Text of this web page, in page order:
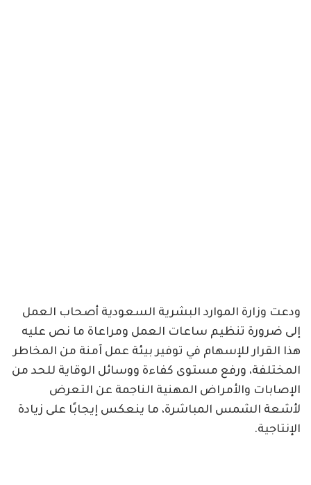
ودعت وزارة الموارد البشرية السعودية أصحاب العمل
إلى ضرورة تنظيم ساعات العمل ومراعاة ما نص عليه
هذا القرار للإسهام في توفير بيئة عمل آمنة من المخاطر
المختلفة، ورفع مستوى كفاءة ووسائل الوقاية للحد من
الإصابات والأمراض المهنية الناجمة عن التعرض
لأشعة الشمس المباشرة، ما ينعكس إيجابًا على زيادة
الإنتاجية.